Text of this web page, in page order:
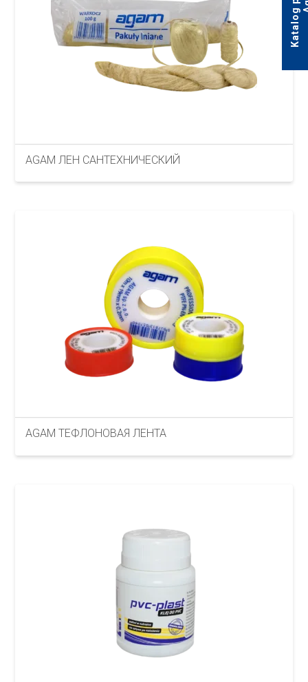
AGAM ЛЕН САНТЕХНИЧЕСКИЙ
AGAM ТЕФЛОНОВАЯ ЛЕНТА